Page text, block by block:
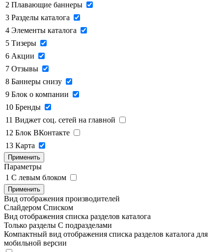
2 Плавающие баннеры
3 Разделы каталога
4 Элементы каталога
5 Тизеры
6 Акции
7 Отзывы
8 Баннеры снизу
9 Блок о компании
10 Бренды
11 Виджет соц. сетей на главной
12 Блок ВКонтакте
13 Карта
Применить
Параметры
1 C левым блоком
Применить
Вид отображения производителей
Слайдером Списком
Вид отображения списка разделов каталога
Только разделы С подразделами
Компактный вид отображения списка разделов каталога для
мобильной версии